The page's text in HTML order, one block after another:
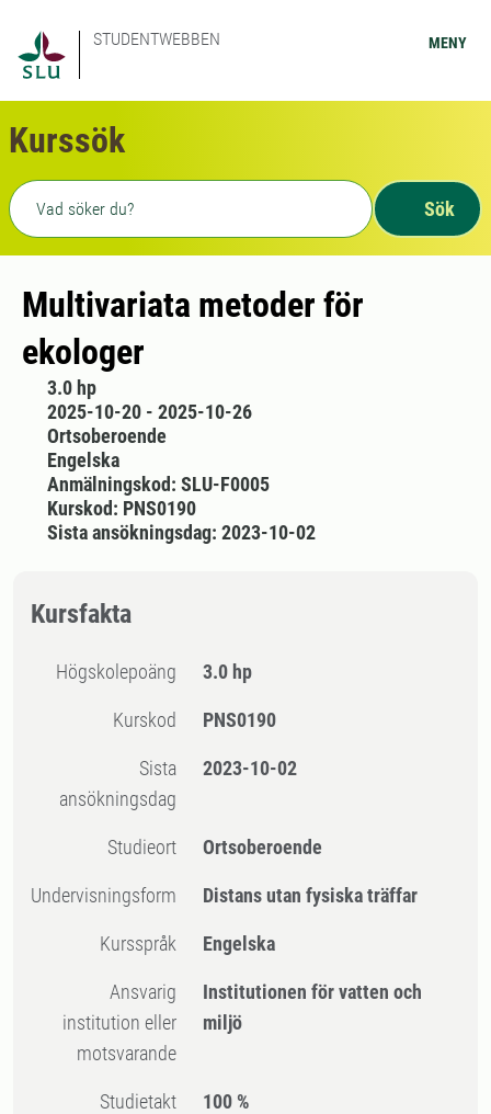
STUDENTWEBBEN MENY
Kurssök
Fritext sökning
Sök
Multivariata metoder för
ekologer
3.0 hp
2025-10-20 - 2025-10-26
Ortsoberoende
Engelska
Anmälningskod: SLU-F0005
Kurskod: PNS0190
Sista ansökningsdag: 2023-10-02
Kursfakta
högskolepoäng 3.0 hp
Kurskod PNS0190
Sista
ansökningsdag
2023-10-02
Studieort Ortsoberoende
Undervisningsform Distans utan fysiska träffar
Kursspråk Engelska
Ansvarig
institution eller
motsvarande
Institutionen för vatten och
miljö
Studietakt 100 %